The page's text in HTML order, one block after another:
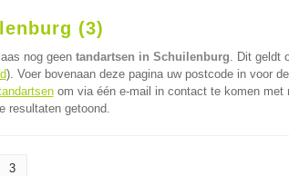
(3)
nog geen tandartsen in Schuilenburg. Dit geldt
). Voer bovenaan deze pagina uw postcode in voor
om via één e-mail in contact te komen met
resultaten getoond.
3